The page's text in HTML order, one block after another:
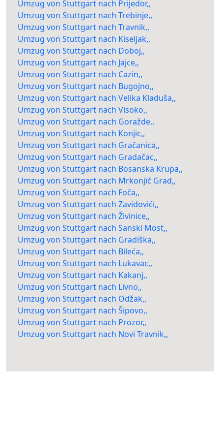
Umzug von Stuttgart nach Prijedor,,
Umzug von Stuttgart nach Trebinje,,
Umzug von Stuttgart nach Travnik,,
Umzug von Stuttgart nach Kiseljak,,
Umzug von Stuttgart nach Doboj,,
Umzug von Stuttgart nach Jajce,,
Umzug von Stuttgart nach Cazin,,
Umzug von Stuttgart nach Bugojno,,
Umzug von Stuttgart nach Velika Kladuša,,
Umzug von Stuttgart nach Visoko,,
Umzug von Stuttgart nach Goražde,,
Umzug von Stuttgart nach Konjic,,
Umzug von Stuttgart nach Gračanica,,
Umzug von Stuttgart nach Gradačac,,
Umzug von Stuttgart nach Bosanska Krupa,,
Umzug von Stuttgart nach Mrkonjić Grad,,
Umzug von Stuttgart nach Foča,,
Umzug von Stuttgart nach Zavidovići,,
Umzug von Stuttgart nach Živinice,,
Umzug von Stuttgart nach Sanski Most,,
Umzug von Stuttgart nach Gradiška,,
Umzug von Stuttgart nach Bileća,,
Umzug von Stuttgart nach Lukavac,,
Umzug von Stuttgart nach Kakanj,,
Umzug von Stuttgart nach Livno,,
Umzug von Stuttgart nach Odžak,,
Umzug von Stuttgart nach Šipovo,,
Umzug von Stuttgart nach Prozor,,
Umzug von Stuttgart nach Novi Travnik,,